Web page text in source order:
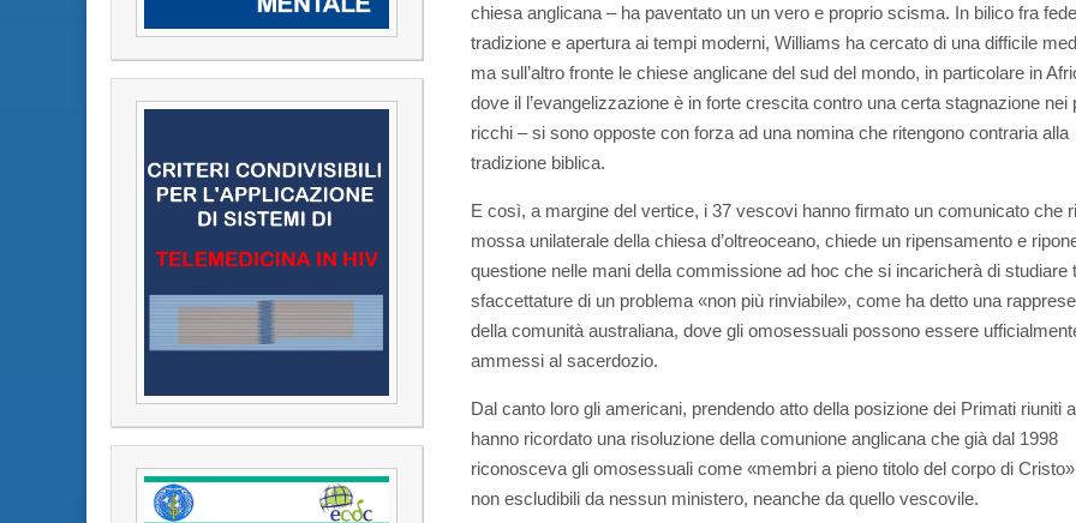
chiesa anglicana – ha paventato un un vero e proprio scisma. In bilico fra
tradizione e apertura ai tempi moderni, Williams ha cercato di una difficile
ma sull’altro fronte le chiese anglicane del sud del mondo, in particolare in
dove il l’evangelizzazione è in forte crescita contro una certa stagnazione nei
ricchi – si sono opposte con forza ad una nomina che ritengono contraria alla
tradizione biblica.
E così, a margine del vertice, i 37 vescovi hanno firmato un comunicato che
mossa unilaterale della chiesa d’oltreoceano, chiede un ripensamento e
questione nelle mani della commissione ad hoc che si incaricherà di studiare
sfaccettature di un problema «non più rinviabile», come ha detto una
della comunità australiana, dove gli omosessuali possono essere
ammessi al sacerdozio.
Dal canto loro gli americani, prendendo atto della posizione dei Primati riuniti
hanno ricordato una risoluzione della comunione anglicana che già dal 1998
riconosceva gli omosessuali come «membri a pieno titolo del corpo di
non escludibili da nessun ministero, neanche da quello vescovile.